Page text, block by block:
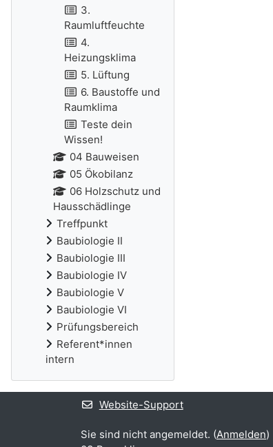
3.
Raumluftfeuchte
4.
Heizungsklima
5. Lüftung
6. Baustoffe und
Raumklima
Teste dein
Wissen!
04 Bauweisen
05 Ökobilanz
06 Holzschutz und
Hausschädlinge
Treffpunkt
Baubiologie II
Baubiologie III
Baubiologie IV
Baubiologie V
Baubiologie VI
Prüfungsbereich
Referent*innen
intern
Website-Support
Sie sind nicht angemeldet. (Anmelden)